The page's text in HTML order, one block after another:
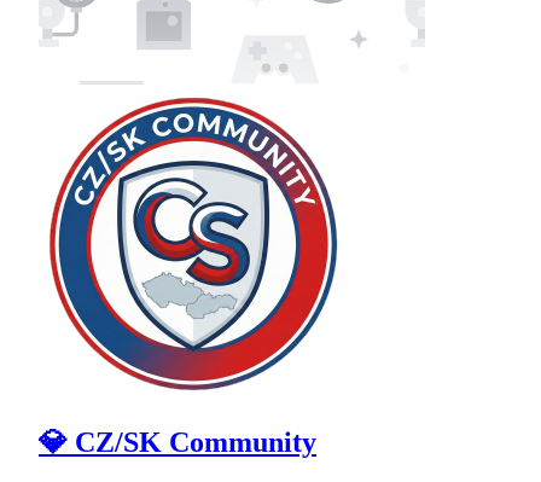
💎 CZ/SK Community